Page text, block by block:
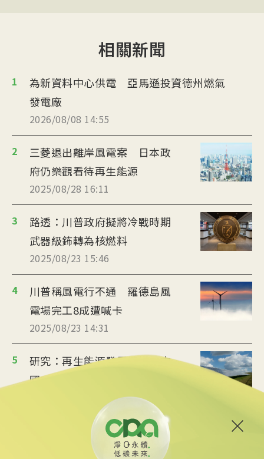
相關新聞
1
為新資料中心供電 亞馬遜投資德州燃氣
發電廠
2026/08/08 14:55
2
三菱退出離岸風電案 日本政
府仍樂觀看待再生能源
2025/08/28 16:11
3
路透：川普政府擬將冷戰時期
武器級鈽轉為核燃料
2025/08/23 15:46
4
川普稱風電行不通 羅德島風
電場完工8成遭喊卡
2025/08/23 14:31
5
研究：再生能源發電續增 中
國2025上半年碳排降
川普：美國愚蠢時代告終 不
再批准太陽能風電案